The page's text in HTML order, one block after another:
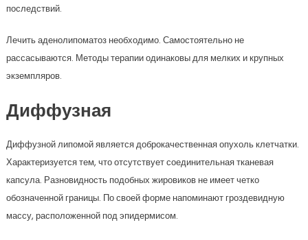
последствий.
Лечить аденолипоматоз необходимо. Самостоятельно не
рассасываются. Методы терапии одинаковы для мелких и крупных
экземпляров.
Диффузная
Диффузной липомой является доброкачественная опухоль клетчатки.
Характеризуется тем, что отсутствует соединительная тканевая
капсула. Разновидность подобных жировиков не имеет четко
обозначенной границы. По своей форме напоминают гроздевидную
массу, расположенной под эпидермисом.